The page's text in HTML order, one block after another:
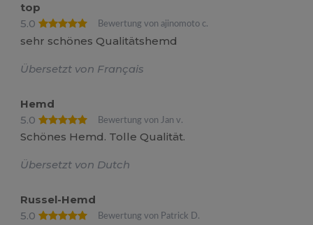
top
5.0
Bewertung von ajinomoto c.
sehr schönes Qualitätshemd
Übersetzt von Français
Hemd
5.0
Bewertung von Jan v.
Schönes Hemd. Tolle Qualität.
Übersetzt von Dutch
Russel-Hemd
5.0
Bewertung von Patrick D.